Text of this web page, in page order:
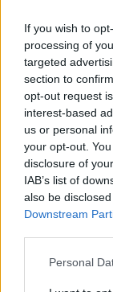
If you wish to
processing of
targeted
section to
opt-out request
interest-based
us or personal
your opt-out.
disclosure of
IAB’s list of
also be
Downstream
Personal
Jól